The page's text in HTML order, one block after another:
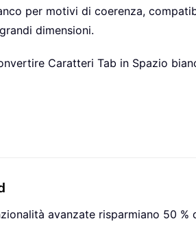
per motivi di coerenza,
dimensioni.
Caratteri Tab in Spazio
avanzate risparmiano 50